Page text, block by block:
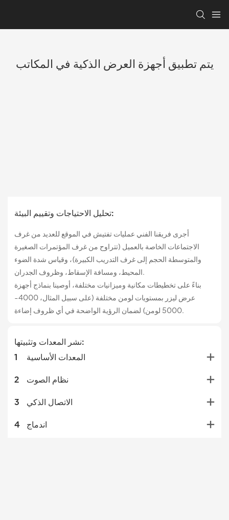
يتم تطبيق أجهزة العرض الذكية في المكاتب
تحليل الاحتياجات وتقييم البيئة:
أجرى فريقنا الفني عمليات تفتيش في الموقع للعديد من غرف
الاجتماعات الخاصة بالعميل (تتراوح من غرف المؤتمرات الصغيرة
والمتوسطة الحجم إلى غرف التدريب الكبيرة)، وقياس شدة الضوء
المحيط، ومسافة الإسقاط، وظروف الجدران.
بناءً على تخطيطات مكانية وميزانيات مختلفة، أوصينا بنماذج أجهزة
عرض ليزر بمستويات لومن مختلفة (على سبيل المثال، 4000-
5000 لومن) لضمان الرؤية الواضحة في أي ظروف إضاءة.
نشر المعدات وتثبيتها:
1
المعدات الأساسية
2 نظام الصوت
3 الاتصال الذكي
4 اندماج